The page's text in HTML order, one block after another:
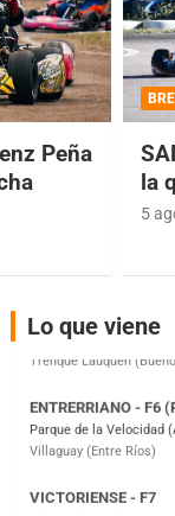
Peña
la
5
Lo que viene
COBERTURA
08/09-AGO
IAME SERIES
Baradero (Buenos Aires)
Ciudad de Trenque
Villaguay (Entre Ríos)
El Cerro (Tierra)
Victoria (Entre Ríos)
Moto Club Reginense